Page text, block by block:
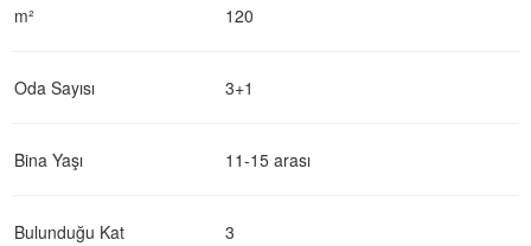
m² 120
Oda Sayısı 3+1
Bina Yaşı 11-15 arası
Bulunduğu Kat 3